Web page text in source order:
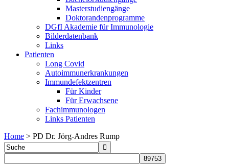
Masterstudiengänge
Doktorandenprogramme
DGfI Akademie für Immunologie
Bilderdatenbank
Links
Patienten
Long Covid
Autoimmunerkrankungen
Immundefektzentren
Für Kinder
Für Erwachsene
Fachimmunologen
Links Patienten
Home > PD Dr. Jörg-Andres Rump